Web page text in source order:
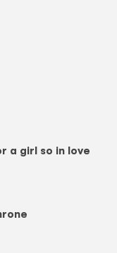
a girl so in love